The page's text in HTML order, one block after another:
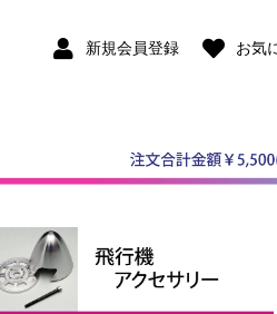
新規会員登録 お気